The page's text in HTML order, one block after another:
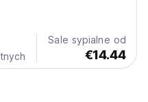
from original
Sale sypialne od
€14.44